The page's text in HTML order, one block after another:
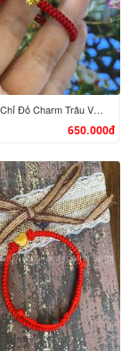
CHI TIẾT
CHI TIẾT
Vòng Tay Chỉ Đỏ Charm Trâu Vàng 24K mini
650.000đ